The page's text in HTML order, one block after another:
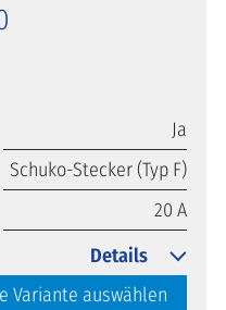
Ja
Schuko-Stecker (Typ F)
20 A
Variante auswählen
Details